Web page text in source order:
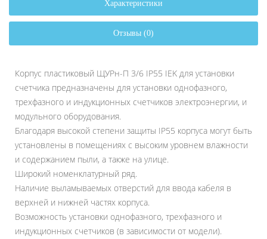
Характеристики
Отзывы (0)
Корпус пластиковый ЩУРн-П 3/6 IP55 IEK для установки
счетчика предназначены для установки однофазного,
трехфазного и индукционных счетчиков электроэнергии, и
модульного оборудования.
Благодаря высокой степени защиты IP55 корпуса могут быть
установлены в помещениях с высоким уровнем влажности
и содержанием пыли, а также на улице.
Широкий номенклатурный ряд.
Наличие выламываемых отверстий для ввода кабеля в
верхней и нижней частях корпуса.
Возможность установки однофазного, трехфазного и
индукционных счетчиков (в зависимости от модели).